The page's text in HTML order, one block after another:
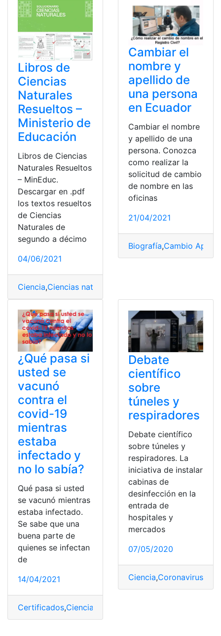
Libros de
Ciencias
Naturales
Resueltos –
Ministerio de
Educación
Libros de Ciencias
Naturales Resueltos
– MinEduc.
Descargar en .pdf
los textos resueltos
de Ciencias
Naturales de
segundo a décimo
04/06/2021
Ciencia,Ciencias naturales
Cambiar el
nombre y
apellido de
una persona
en Ecuador
Cambiar el nombre
y apellido de una
persona. Conozca
como realizar la
solicitud de cambio
de nombre en las
oficinas
21/04/2021
Biografía,Cambio
¿Qué pasa si
usted se
vacunó
contra el
covid-19
mientras
estaba
infectado y
no lo sabía?
Qué pasa si usted
se vacunó mientras
estaba infectado.
Se sabe que una
buena parte de
quienes se infectan
de
14/04/2021
Certificados,Ciencia
Debate
científico
sobre
túneles y
respiradores
Debate científico
sobre túneles y
respiradores. La
iniciativa de instalar
cabinas de
desinfección en la
entrada de
hospitales y
mercados
07/05/2020
Ciencia,Coronavirus